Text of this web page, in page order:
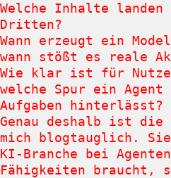
Welche Inhalte landen
Dritten?
Wann erzeugt ein
wann stößt es reale
Wie klar ist für
welche Spur ein
Aufgaben hinterlässt?
Genau deshalb ist
mich blogtauglich.
KI-Branche bei
Fähigkeiten braucht,